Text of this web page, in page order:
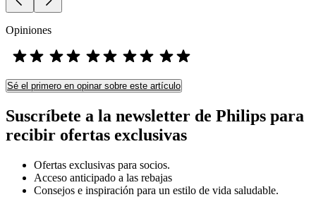
Opiniones
Sé el primero en opinar sobre este artículo
Suscríbete a la newsletter de Philips para
recibir ofertas exclusivas
Ofertas exclusivas para socios.
Acceso anticipado a las rebajas
Consejos e inspiración para un estilo de vida saludable.